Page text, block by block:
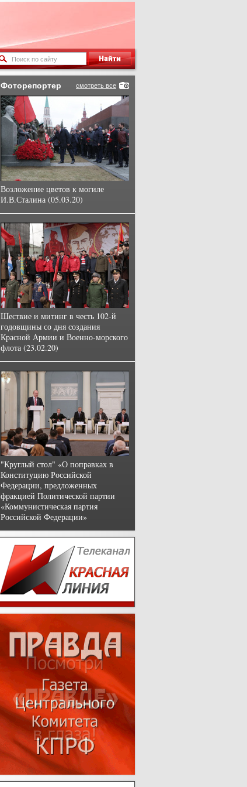
смотреть все
Фоторепортер
Возложение цветов к могиле
И.В.Сталина (05.03.20)
Шествие и митинг в честь 102-й
годовщины со дня создания
Красной Армии и Военно-морского
флота (23.02.20)
"Круглый стол" «О поправках в
Конституцию Российской
Федерации, предложенных
фракцией Политической партии
«Коммунистическая партия
Российской Федерации»